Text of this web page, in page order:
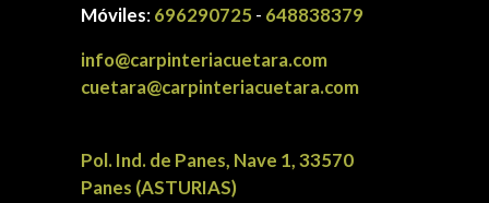
Móviles: 696290725 - 648838379
info@carpinteriacuetara.com
cuetara@carpinteriacuetara.com
Pol. Ind. de Panes, Nave 1, 33570
Panes (ASTURIAS)